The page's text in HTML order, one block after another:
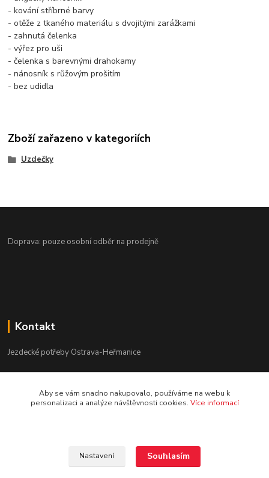
- kování stříbrné barvy
- otěže z tkaného materiálu s dvojitými zarážkami
- zahnutá čelenka
- výřez pro uši
- čelenka s barevnými drahokamy
- nánosník s růžovým prošitím
- bez udidla
Zboží zařazeno v kategoriích
Uzdečky
Doprava: pouze osobní odběr na prodejně
Kontakt
Jezdecké potřeby Ostrava-Heřmanice
Po-Pá 9:30 - 17:30
Aby se vám snadno nakupovalo, používáme na webu k
personalizaci a analýze návštěvnosti cookies. Více informací
Nastavení Souhlasím